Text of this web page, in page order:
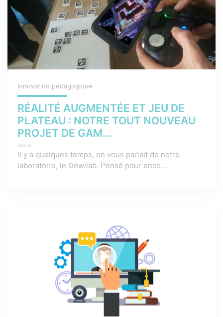
Innovation pédagogique
RÉALITÉ AUGMENTÉE ET JEU DE
PLATEAU : NOTRE TOUT NOUVEAU
PROJET DE GAM...
admin
Il y a quelques temps, on vous parlait de notre
laboratoire, le Dowilab. Pensé pour enco...